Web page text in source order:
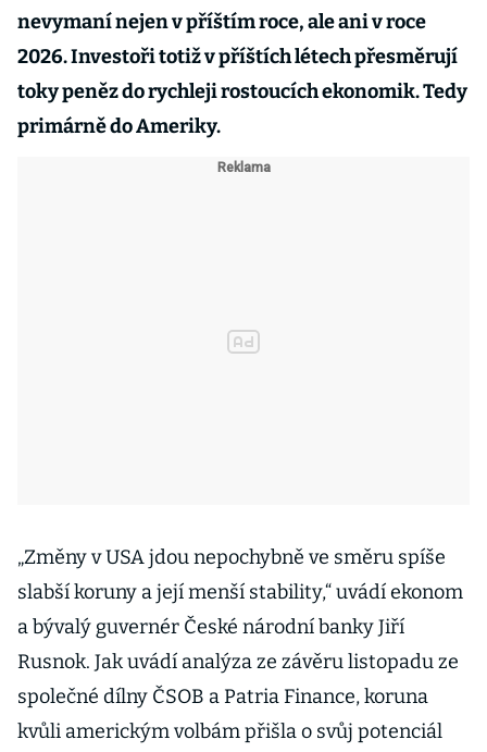
nevymaní nejen v příštím roce, ale ani v roce
2026. Investoři totiž v příštích létech přesměrují
toky peněz do rychleji rostoucích ekonomik. Tedy
primárně do Ameriky.
„Změny v USA jdou nepochybně ve směru spíše
slabší koruny a její menší stability,“ uvádí ekonom
a bývalý guvernér České národní banky Jiří
Rusnok. Jak uvádí analýza ze závěru listopadu ze
společné dílny ČSOB a Patria Finance, koruna
kvůli americkým volbám přišla o svůj potenciál